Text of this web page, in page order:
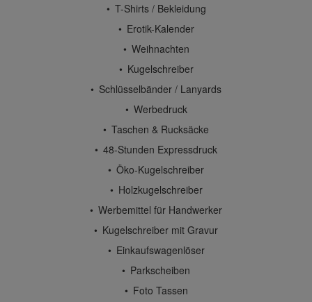
T-Shirts / Bekleidung
Erotik-Kalender
Weihnachten
Kugelschreiber
Schlüsselbänder / Lanyards
Werbedruck
Taschen & Rucksäcke
48-Stunden Expressdruck
Öko-Kugelschreiber
Holzkugelschreiber
Werbemittel für Handwerker
Kugelschreiber mit Gravur
Einkaufswagenlöser
Parkscheiben
Foto Tassen